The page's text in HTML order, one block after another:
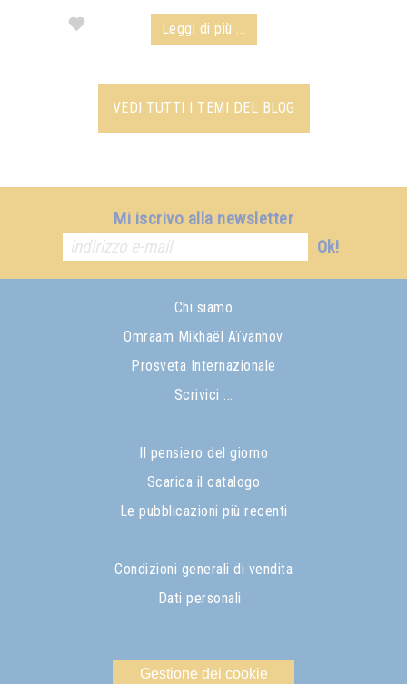
Leggi di più ...
VEDI TUTTI I TEMI DEL BLOG
Mi iscrivo alla newsletter
Ok!
Chi siamo
Omraam Mikhaël Aïvanhov
Prosveta Internazionale
Scrivici ...
Il pensiero del giorno
Scarica il catalogo
Le pubblicazioni più recenti
Condizioni generali di vendita
Dati personali
Gestione dei cookie